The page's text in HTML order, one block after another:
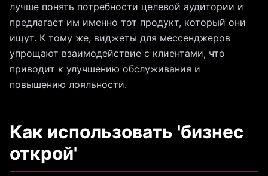
лучше понять потребности целевой аудитории и
предлагает им именно тот продукт, который они
ищут. К тому же, виджеты для мессенджеров
упрощают взаимодействие с клиентами, что
приводит к улучшению обслуживания и
повышению лояльности.
Как использовать 'бизнес
открой'